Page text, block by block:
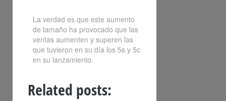
La verdad es que este aumento
de tamaño ha provocado que las
ventas aumenten y superen las
que tuvieron en su día los 5s y 5c
en su lanzamiento.
Related posts: